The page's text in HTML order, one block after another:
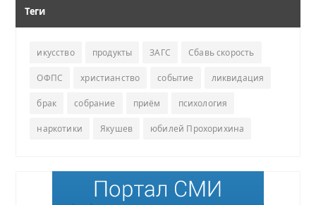
Теги
икусство продукты ЗАГС Сбавь скорость
ОФПС христианство событие ликвидация
брак собрание приём психология
наркотики Якушев юбилей Прохорихина